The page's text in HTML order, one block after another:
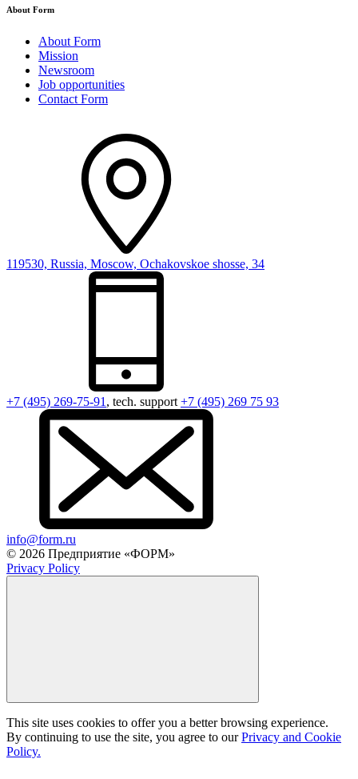
About Form
About Form
Mission
Newsroom
Job opportunities
Contact Form
119530, Russia, Moscow, Ochakovskoe shosse, 34
+7 (495) 269-75-91 , tech. support +7 (495) 269 75 93
info@form.ru
© 2026 Предприятие «ФОРМ»
Privacy Policy
This site uses cookies to offer you a better browsing experience.
By continuing to use the site, you agree to ourPrivacy and Cookie
Policy.